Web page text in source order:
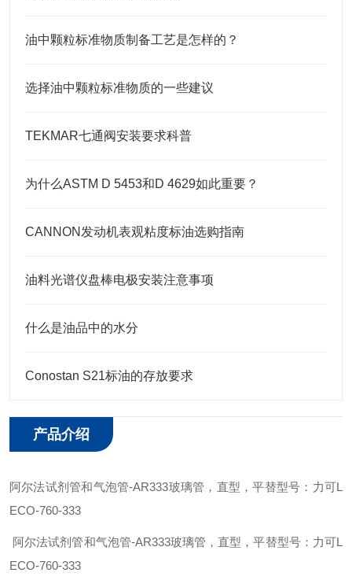
油中颗粒标准物质制备工艺是怎样的？
选择油中颗粒标准物质的一些建议
TEKMAR七通阀安装要求科普
为什么ASTM D 5453和D 4629如此重要？
CANNON发动机表观粘度标油选购指南
油料光谱仪盘棒电极安装注意事项
什么是油品中的水分
Conostan S21标油的存放要求
产品介绍
阿尔法试剂管和气泡管-AR333玻璃管，直型 ，平替型号：力可L
ECO-760-333
阿尔法试剂管和气泡管-AR333玻璃管，直型 ，平替型号：力可L
ECO-760-333